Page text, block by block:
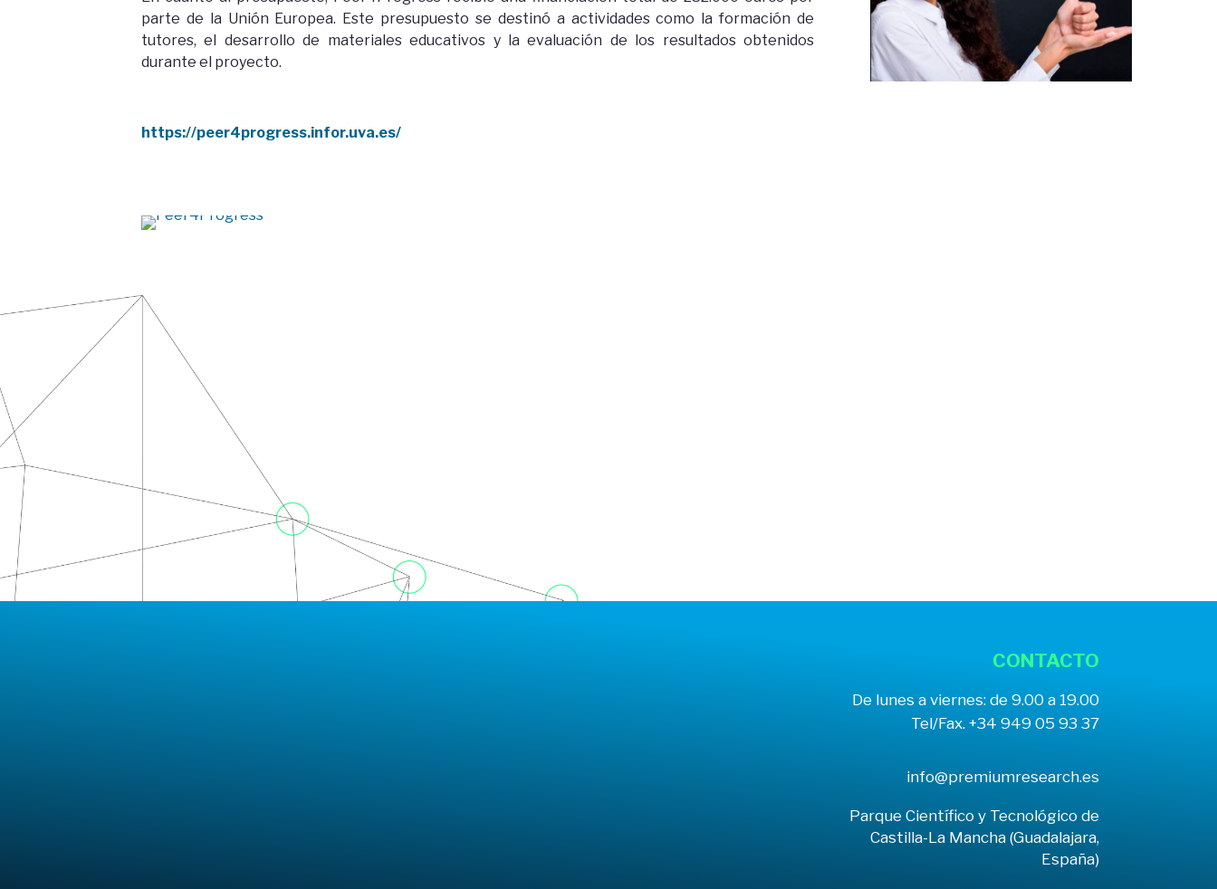
parte de la Unión Europea. Este presupuesto se destinó a actividades como la formación de
tutores, el desarrollo de materiales educativos y la evaluación de los resultados obtenidos
durante el proyecto.
https://peer4progress.infor.uva.es/
CONTACTO
De lunes a viernes: de 9.00 a 19.00
Tel/Fax. +34 949 05 93 37
info@premiumresearch.es
Parque Científico y Tecnológico de
Castilla-La Mancha (Guadalajara,
España)